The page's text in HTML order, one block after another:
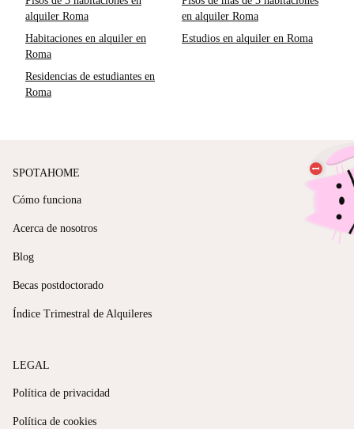
alquiler Roma
en alquiler Roma
Habitaciones en alquiler en
Roma
Estudios en alquiler en Roma
Residencias de estudiantes en
Roma
SPOTAHOME
Cómo funciona
Acerca de nosotros
Blog
Becas postdoctorado
Índice Trimestral de Alquileres
LEGAL
Política de privacidad
Política de cookies